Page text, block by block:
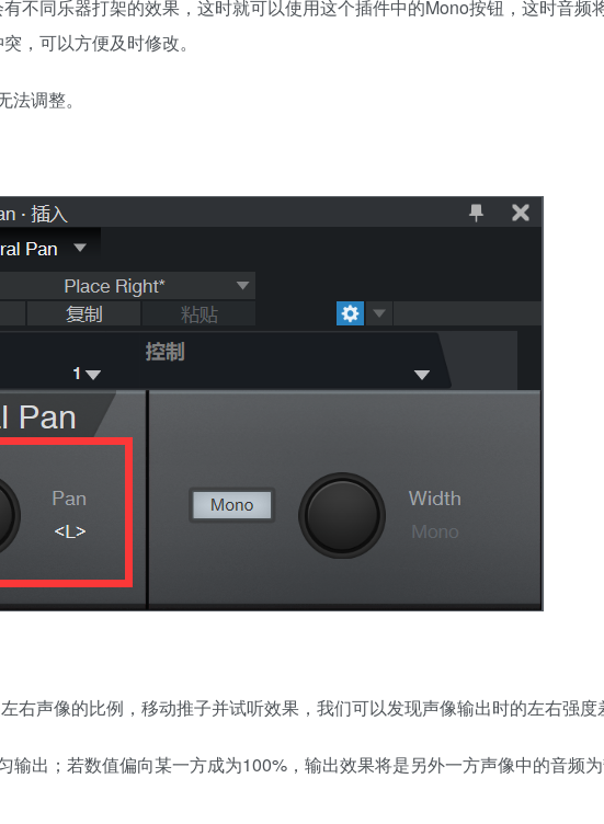
不同乐器打架的效果，这时就可以使用这个插件中的Mono按钮，这时音频
，可以方便及时修改。
调整。
右声像的比例，移动推子并试听效果，我们可以发现声像输出时的左右强度
输出；若数值偏向某一方成为100%，输出效果将是另外一方声像中的音频